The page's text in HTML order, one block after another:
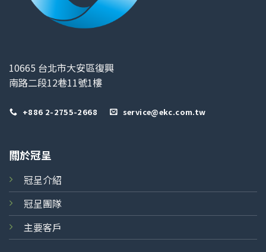
10665 台北市大安區復興
南路二段12巷11號1樓
+886 2-2755-2668 service@ekc.com.tw
關於冠呈
冠呈介紹
冠呈團隊
主要客戶